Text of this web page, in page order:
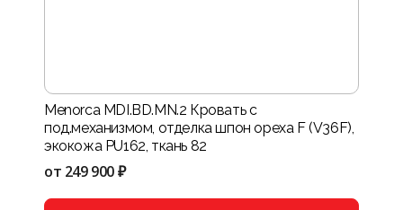
Menorca MDI.BD.MN.2 Кровать с
под.механизмом, отделка шпон ореха F (V36F),
экокожа PU162, ткань 82
от 249 900 ₽